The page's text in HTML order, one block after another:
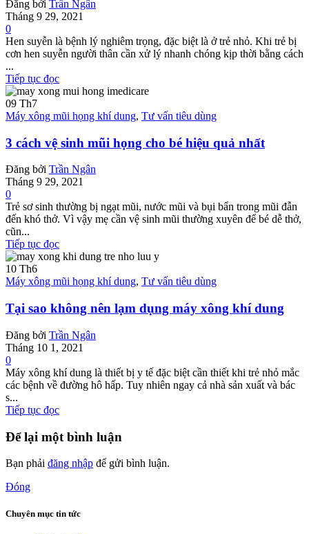
Đăng bởi Trần Ngân
Tháng 9 29, 2021
0
Hen suyễn là bệnh lý nghiêm trọng, đặc biệt là ở trẻ nhỏ. Khi trẻ bị
cơn hen suyễn người thân cần xử lý nhanh chóng kịp thời bằng cách
...
Tiếp tục đọc
09 Th7
Máy xông mũi họng khí dung, Tư vấn tiêu dùng
3 cách vệ sinh mũi họng cho bé hiệu quả nhất
Đăng bởi Trần Ngân
Tháng 9 29, 2021
0
Trẻ sơ sinh thường bị ngạt mũi, nước mũi và bụi bẩn trong mũi đẫn
đến khó thở. Vì vậy mẹ cần vệ sinh mũi thường xuyên để bé dễ thở,
cũn...
Tiếp tục đọc
10 Th6
Máy xông mũi họng khí dung, Tư vấn tiêu dùng
Tại sao không nên lạm dụng máy xông khí dung
Đăng bởi Trần Ngân
Tháng 10 1, 2021
0
Máy xông khí dung là thiết bị y tế đặc biệt cần thiết khi trẻ nhỏ mắc
các bệnh về đường hô hấp. Tuy nhiên ngay cả nhà sản xuất và bác
s...
Tiếp tục đọc
Để lại một bình luận
Bạn phải đăng nhập để gửi bình luận.
Đóng
Chuyên mục tin tức